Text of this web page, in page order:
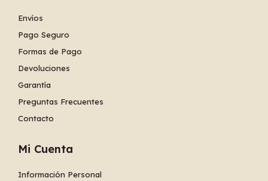
Envíos
Pago Seguro
Formas de Pago
Devoluciones
Garantía
Preguntas Frecuentes
Contacto
Mi Cuenta
Información Personal